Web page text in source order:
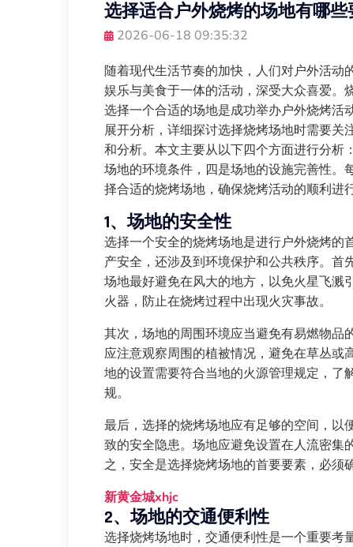
选择适合户外烧烤的场地有哪
2026-06-18 09:35:32
随着现代生活节奏的加快，人们对户外活动
娱乐与美食于一体的活动，深受大众喜爱。
选择一个合适的场地是成功举办户外烧烤活
展开分析，详细探讨选择烧烤场地时需要
和分析。本文主要从以下四个方面进行分析
场地的环境条件，四是场地的设施完善性。
择合适的烧烤场地，确保烧烤活动的顺利进行
1、场地的安全性
选择一个安全的烧烤场地是进行户外烧烤的
产安全，还涉及到环境保护和公共秩序。
场地最好避免在风大的地方，以免火星飞溅
火器，防止在烧烤过程中出现火灾事故。
其次，场地的周围环境应当避免有易燃物品
应注意观察周围的植被情况，避免在草丛或
地的设置需要符合当地的火源管理规定，了
规。
最后，选择的烧烤场地应有足够的空间，以
致的安全隐患。场地应避免设置在人流密集
之，安全是选择烧烤场地的首要要素，必须
新黄金城xhjc
2、场地的交通便利性
选择烧烤场地时，交通便利性是一个重要考